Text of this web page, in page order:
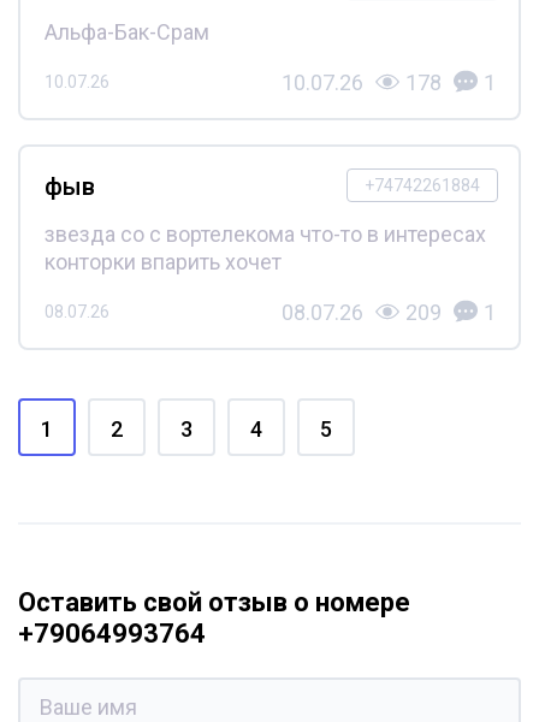
Альфа-Бак-Срам
10.07.26 10.07.26 178 1
+74742261884
фыв
звезда со с вортелекома что-то в интересах
конторки впарить хочет
08.07.26 08.07.26 209 1
1 2 3 4 5
Оставить свой отзыв о номере
+79064993764